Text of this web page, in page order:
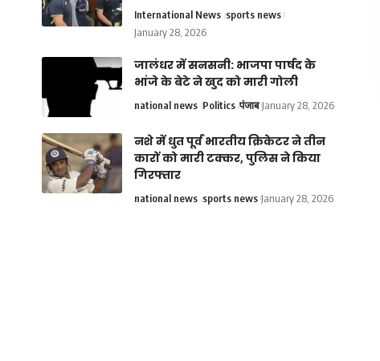
International News sports news
January 28, 2026
जालंधर में सनसनी: भाजपा पार्षद के
भांजे के बेटे ने खुद को मारी गोली
national news Politics पंजाब January 28, 2026
नशे में धुत पूर्व भारतीय क्रिकेटर ने तीन
कारों को मारी टक्कर, पुलिस ने किया
गिरफ्तार
national news sports news January 28, 2026